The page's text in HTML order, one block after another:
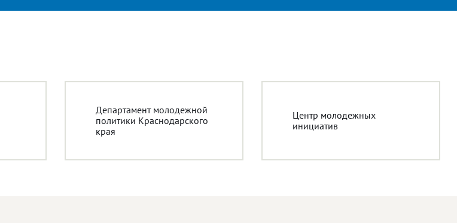
Департамент молодежной
политики Краснодарского
края
Центр молодежных
инициатив